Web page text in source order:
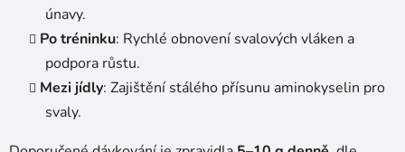
únavy.
Po tréninku: Rychlé obnovení svalových vláken a
podpora růstu.
Mezi jídly: Zajištění stálého přísunu aminokyselin pro
svaly.